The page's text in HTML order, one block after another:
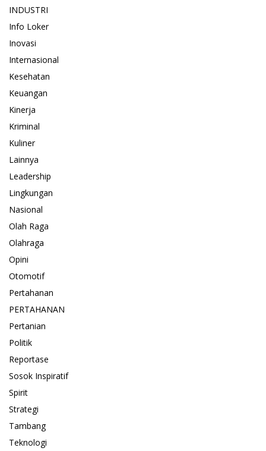
INDUSTRI
Info Loker
Inovasi
Internasional
Kesehatan
Keuangan
Kinerja
Kriminal
Kuliner
Lainnya
Leadership
Lingkungan
Nasional
Olah Raga
Olahraga
Opini
Otomotif
Pertahanan
PERTAHANAN
Pertanian
Politik
Reportase
Sosok Inspiratif
Spirit
Strategi
Tambang
Teknologi